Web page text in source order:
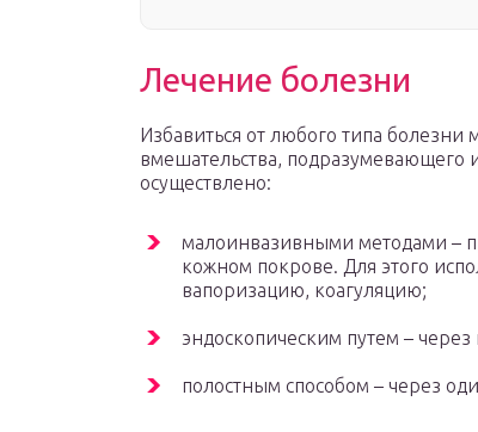
Лечение болезни
Избавиться от любого типа
вмешательства, подразумевающего
осуществлено:
малоинвазивными методами –
кожном покрове. Для этого
вапоризацию, коагуляцию;
эндоскопическим путем –
полостным способом – через